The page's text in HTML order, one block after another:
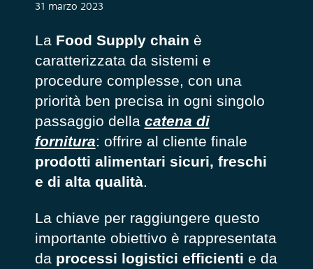
31 marzo 2023
La Food Supply chain è
caratterizzata da sistemi e
procedure complesse, con una
priorità ben precisa in ogni singolo
passaggio della catena di
fornitura: offrire al cliente finale
prodotti alimentari sicuri, freschi
e di alta qualità.
La chiave per raggiungere questo
importante obiettivo è rappresentata
da processi logistici efficienti e da